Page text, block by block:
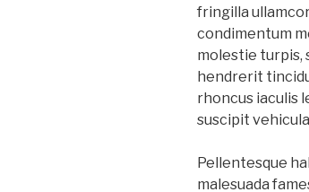
fringilla
condimentum
molestie turpis,
hendrerit
rhoncus iaculis
suscipit
Pellentesque
malesuada